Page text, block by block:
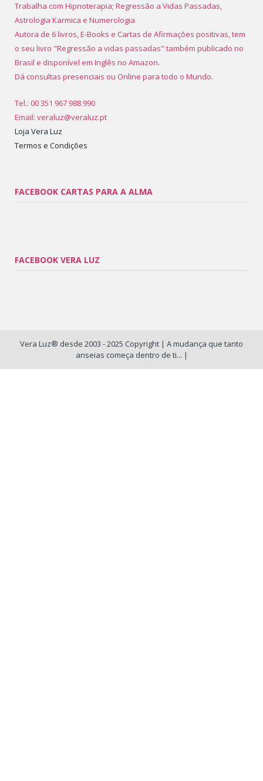
Trabalha com Hipnoterapia; Regressão a Vidas Passadas,
Astrologia Karmica e Numerologia
Autora de 6 livros, E-Books e Cartas de Afirmações positivas, tem
o seu livro "Regressão a vidas passadas" também publicado no
Brasil e disponível em Inglês no Amazon.
Dá consultas presenciais ou Online para todo o Mundo.
Tel.: 00 351 967 988 990
Email: veraluz@veraluz.pt
Loja Vera Luz
Termos e Condições
FACEBOOK CARTAS PARA A ALMA
FACEBOOK VERA LUZ
Vera Luz® desde 2003 - 2025 Copyright | A mudança que tanto
anseias começa dentro de ti... |